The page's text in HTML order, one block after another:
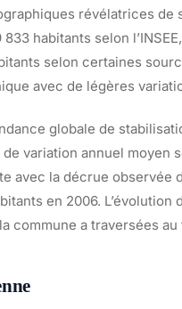
révélatrices de
habitants selon
selon certaines
avec de légères
globale de
variation annuel moyen
avec la décrue observée
en 2006. L’évolution
commune a traversées